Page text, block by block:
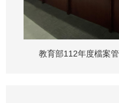
教育部112年度檔案